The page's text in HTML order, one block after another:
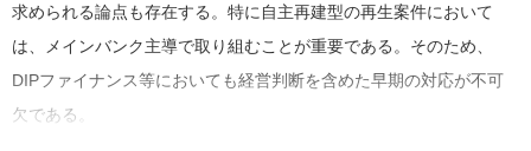
求められる論点も存在する。特に自主再建型の再生案件において
は、メインバンク主導で取り組むことが重要である。そのため、
DIPファイナンス等においても経営判断を含めた早期の対応が不可
欠である。